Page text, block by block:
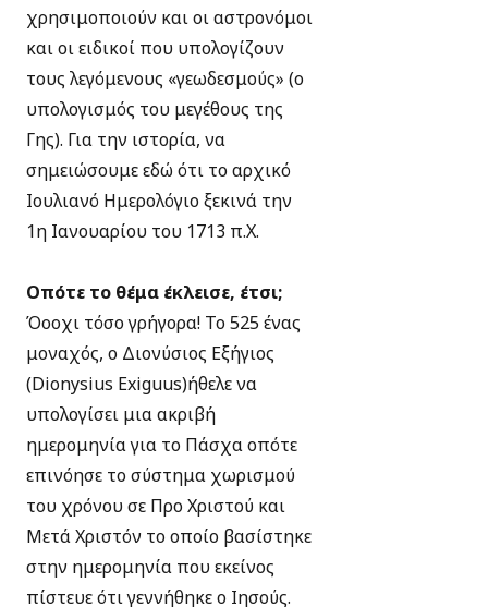
χρησιμοποιούν και οι αστρονόμοι
και οι ειδικοί που υπολογίζουν
τους λεγόμενους «γεωδεσμούς» (ο
υπολογισμός του μεγέθους της
Γης). Για την ιστορία, να
σημειώσουμε εδώ ότι το αρχικό
Ιουλιανό Ημερολόγιο ξεκινά την
1η Ιανουαρίου του 1713 π.Χ.
Οπότε το θέμα έκλεισε, έτσι;
Όοοχι τόσο γρήγορα! Το 525 ένας
μοναχός, ο Διονύσιος Εξήγιος
(Dionysius Exiguus)ήθελε να
υπολογίσει μια ακριβή
ημερομηνία για το Πάσχα οπότε
επινόησε το σύστημα χωρισμού
του χρόνου σε Προ Χριστού και
Μετά Χριστόν το οποίο βασίστηκε
στην ημερομηνία που εκείνος
πίστευε ότι γεννήθηκε ο Ιησούς.